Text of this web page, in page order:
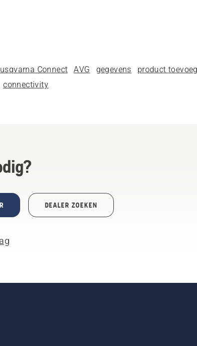
Connect AVG gegevens
product
connectivity
DEALER ZOEKEN